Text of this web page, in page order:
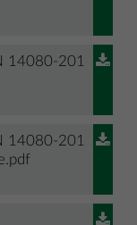
14080-201
14080-201